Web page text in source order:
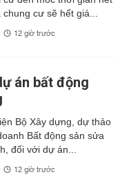
cư sẽ hết giá...
12 giờ trước
án bất động
Bộ Xây dựng, dự thảo
Bất động sản sửa
đối với dự án...
12 giờ trước